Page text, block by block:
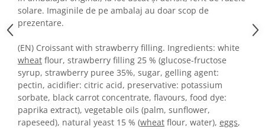
Faina Profesionala
Fursecuri vrac
Congelate brutarie
Cadouri
Pachete Cadou
Cozonac Wine Collection
Vinuri Casa Isarescu
solare. Imaginile de pe ambalaj au doar scop de
prezentare.
(EN) Croissant with strawberry filling. Ingredients: white
wheat flour, strawberry filling 25 % (glucose-fructose
syrup, strawberry puree 35%, sugar, gelling agent:
pectin, acidifier: citric acid, preservative: potassium
sorbate, black carrot concentrate, flavours, food dye:
paprika extract), vegetable oils (palm, sunflower,
rapeseed), natural yeast 15 % (wheat flour, water), eggs,